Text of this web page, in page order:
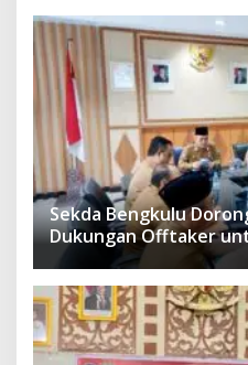
Sekda Bengkulu
Dukungan Offtaker
TPST Regional